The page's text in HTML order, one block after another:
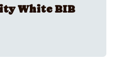
White BIB